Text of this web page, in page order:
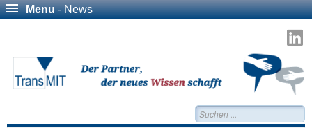
Menu- News
Suchen...